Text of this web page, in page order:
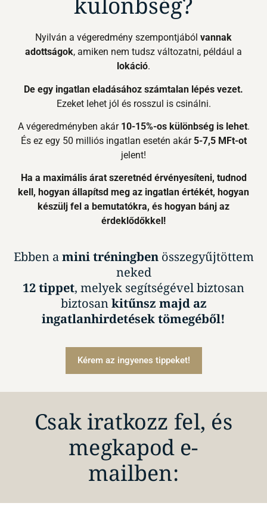
Nyilván a végeredmény szempontjából vannak
adottságok, amiken nem tudsz változatni, például a
lokáció.
De egy ingatlan eladásához számtalan lépés vezet.
Ezeket lehet jól és rosszul is csinálni.
A végeredményben akár 10-15%-os különbség is lehet.
És ez egy 50 milliós ingatlan esetén akár 5-7,5 MFt-ot
jelent!
Ha a maximális árat szeretnéd érvényesíteni, tudnod
kell, hogyan állapítsd meg az ingatlan értékét, hogyan
készülj fel a bemutatókra, és hogyan bánj az
érdeklődőkkel!
Ebben amini tréningbenösszegyűjtöttem
neked
12 tippet, melyek segítségével biztosan
biztosankitűnsz majd az
ingatlanhirdetések tömegéből!
Kérem az ingyenes tippeket!
Csak iratkozz fel, és
megkapod e-
mailben: